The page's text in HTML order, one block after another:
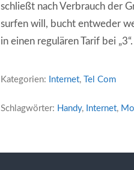
schließt nach Verbrauch der
surfen will, bucht entweder
in einen regulären Tarif bei „3“.
Kategorien: Internet, Tel Com
Schlagwörter: Handy, Internet,